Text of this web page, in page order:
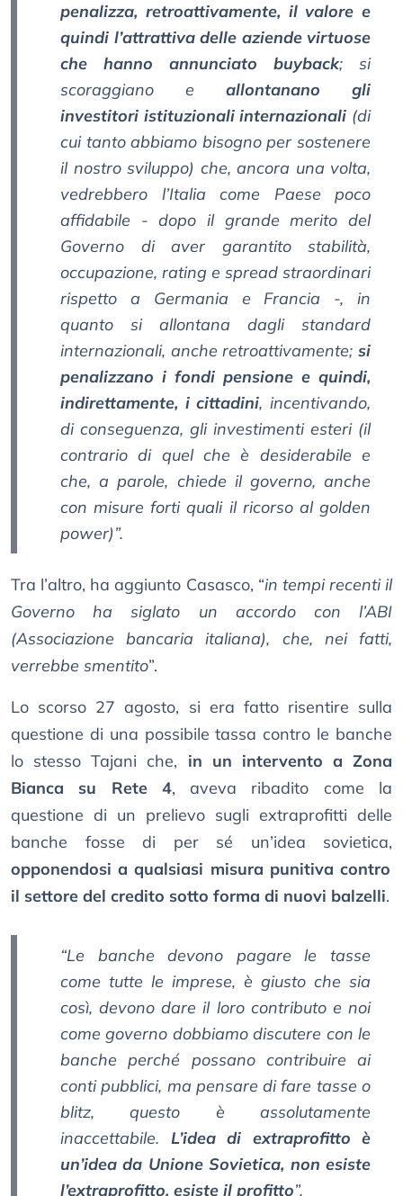
penalizza, retroattivamente, il valore e
quindi l’attrattiva delle aziende virtuose
che hanno annunciato buyback; si
scoraggiano e allontanano gli
investitori istituzionali internazionali (di
cui tanto abbiamo bisogno per sostenere
il nostro sviluppo) che, ancora una volta,
vedrebbero l’Italia come Paese poco
affidabile - dopo il grande merito del
Governo di aver garantito stabilità,
occupazione, rating e spread straordinari
rispetto a Germania e Francia -, in
quanto si allontana dagli standard
internazionali, anche retroattivamente; si
penalizzano i fondi pensione e quindi,
indirettamente, i cittadini, incentivando,
di conseguenza, gli investimenti esteri (il
contrario di quel che è desiderabile e
che, a parole, chiede il governo, anche
con misure forti quali il ricorso al golden
power)”.
Tra l’altro, ha aggiunto Casasco, “in tempi recenti il
Governo ha siglato un accordo con l’ABI
(Associazione bancaria italiana), che, nei fatti,
verrebbe smentito”.
Lo scorso 27 agosto, si era fatto risentire sulla
questione di una possibile tassa contro le banche
lo stesso Tajani che, in un intervento a Zona
Bianca su Rete 4, aveva ribadito come la
questione di un prelievo sugli extraprofitti delle
banche fosse di per sé un’idea sovietica,
opponendosi a qualsiasi misura punitiva contro
il settore del credito sotto forma di nuovi balzelli.
“Le banche devono pagare le tasse
come tutte le imprese, è giusto che sia
così, devono dare il loro contributo e noi
come governo dobbiamo discutere con le
banche perché possano contribuire ai
conti pubblici, ma pensare di fare tasse o
blitz, questo è assolutamente
inaccettabile. L’idea di extraprofitto è
un’idea da Unione Sovietica, non esiste
l’extraprofitto, esiste il profitto”.